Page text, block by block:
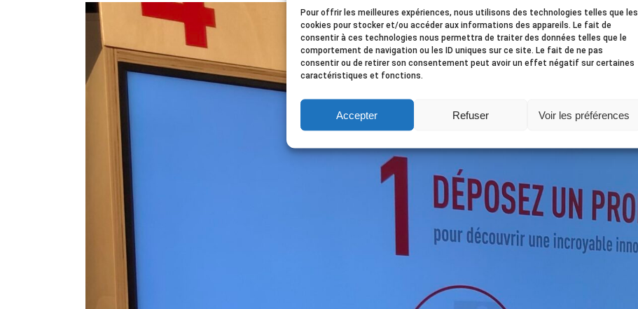
Pour offrir les meilleures expériences, nous utilisons des technologies telles que les
cookies pour stocker et/ou accéder aux informations des appareils. Le fait de
consentir à ces technologies nous permettra de traiter des données telles que le
comportement de navigation ou les ID uniques sur ce site. Le fait de ne pas
consentir ou de retirer son consentement peut avoir un effet négatif sur certaines
caractéristiques et fonctions.
Accepter Refuser Voir les préférences